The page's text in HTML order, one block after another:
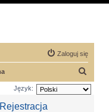
Zaloguj się
z
Język: